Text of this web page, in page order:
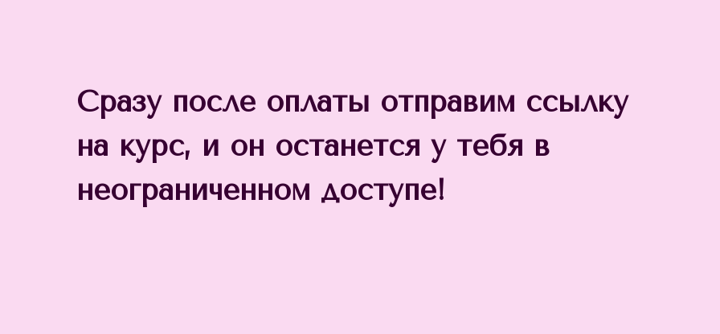
Сразу после оплаты отправим ссылку
на курс, и он останется у тебя в
неограниченном доступе!